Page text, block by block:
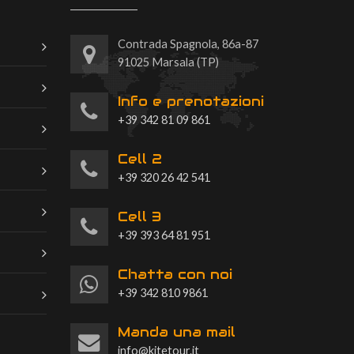
Contrada Spagnola, 86a-87
91025 Marsala (TP)
Info e prenotazioni
+39 342 81 09 861
Cell 2
+39 320 26 42 541
Cell 3
+39 393 64 81 951
Chatta con noi
+39 342 810 9861
Manda una mail
info@kitetour.it